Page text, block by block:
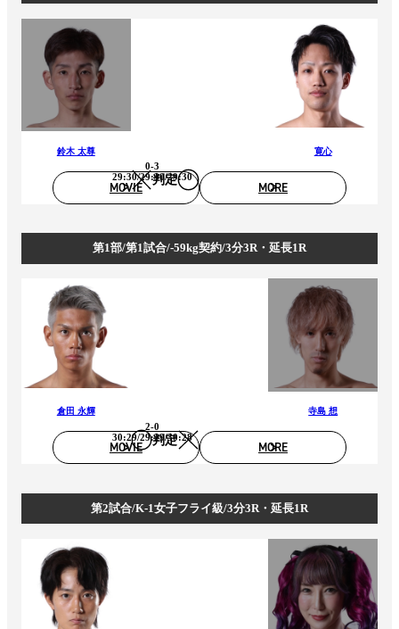
鈴木 太尊
判定
0-3
29:30/29:30/29:30
寛心
MOVIE MORE
第1部/第1試合/-59kg契約/3分3R・延長1R
倉田 永輝
判定
2-0
30:29/29:29/30:28
寺島 想
MOVIE MORE
第2試合/K-1女子フライ級/3分3R・延長1R